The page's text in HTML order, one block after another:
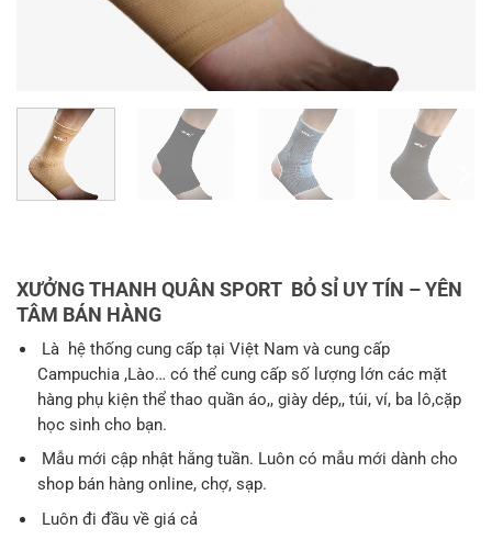
XƯỞNG THANH QUÂN SPORT BỎ SỈ UY TÍN – YÊN
TÂM BÁN HÀNG
Là hệ thống cung cấp tại Việt Nam và cung cấp
Campuchia ,Lào… có thể cung cấp số lượng lớn các mặt
hàng phụ kiện thể thao quần áo,, giày dép,, túi, ví, ba lô,cặp
học sinh cho bạn.
Mẫu mới cập nhật hằng tuần. Luôn có mẫu mới dành cho
shop bán hàng online, chợ, sạp.
Luôn đi đầu về giá cả